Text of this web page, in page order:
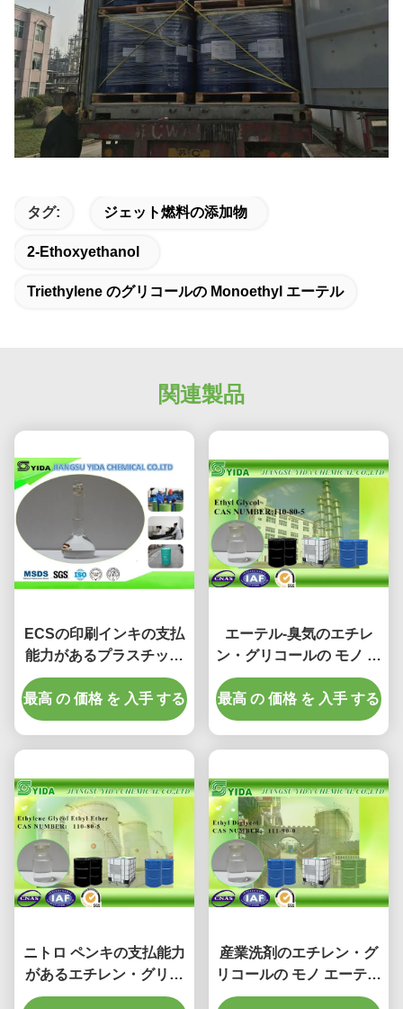
タグ: ジェット燃料の添加物
2-Ethoxyethanol
Triethylene のグリコールの Monoethyl エーテル
関連製品
ECSの印刷インキの支払
能力があるプラスチック
補助代理店のエチレン・
グリコールのmonoethyl
エーテルCas 110-80-5無
最高 の 価格 を 入手 する
エーテル-臭気のエチレ
ン・グリコールの モノ エ
ーテル Cas の登録第
110-80-5 のような…
最高 の 価格 を 入手 する
ニトロ ペンキの支払能力
があるエチレン・グリコ
ール エチル エーテル
産業洗剤のエチレン・グ
リコールの モノ エーテル
高沸点ポイント エチル